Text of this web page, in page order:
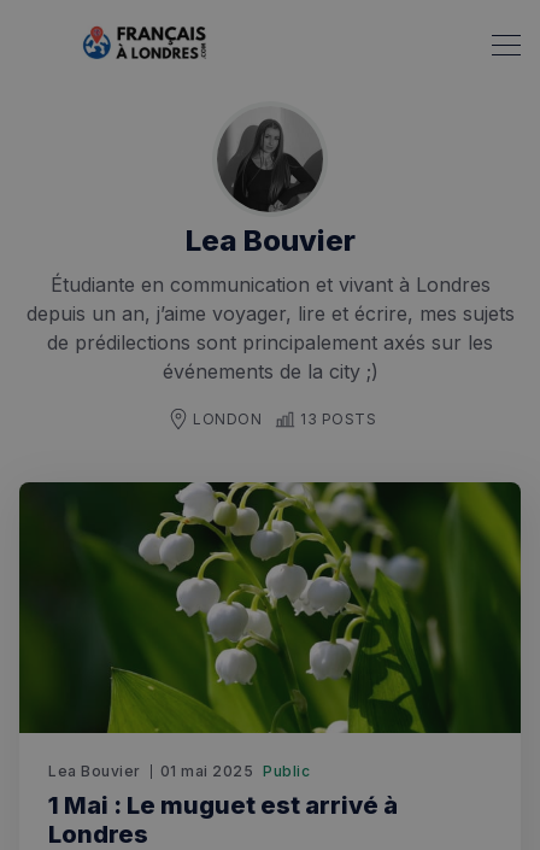
Lea Bouvier
Étudiante en communication et vivant à Londres
depuis un an, j’aime voyager, lire et écrire, mes sujets
de prédilections sont principalement axés sur les
événements de la city ;)
LONDON 13 POSTS
Lea Bouvier 01 mai 2025 Public
1 Mai : Le muguet est arrivé à
Londres